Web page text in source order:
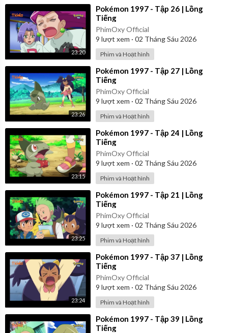
23:20
⁣Pokémon 1997 - Tập 26 | Lồng
Tiếng
PhimOxy Official
9 lượt xem · 02 Tháng Sáu 2026
Phim và Hoạt hình
23:26
⁣Pokémon 1997 - Tập 27 | Lồng
Tiếng
PhimOxy Official
9 lượt xem · 02 Tháng Sáu 2026
Phim và Hoạt hình
23:15
⁣Pokémon 1997 - Tập 24 | Lồng
Tiếng
PhimOxy Official
9 lượt xem · 02 Tháng Sáu 2026
Phim và Hoạt hình
23:25
⁣Pokémon 1997 - Tập 21 | Lồng
Tiếng
PhimOxy Official
9 lượt xem · 02 Tháng Sáu 2026
Phim và Hoạt hình
23:24
⁣Pokémon 1997 - Tập 37 | Lồng
Tiếng
PhimOxy Official
9 lượt xem · 02 Tháng Sáu 2026
Phim và Hoạt hình
⁣Pokémon 1997 - Tập 39 | Lồng
Tiếng